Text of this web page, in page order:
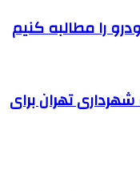
را مطالبه کنیم
شهرداری تهران برای